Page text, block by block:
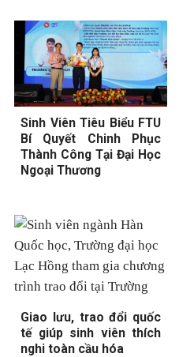
Sinh Viên Tiêu Biểu FTU
Bí Quyết Chinh Phục
Thành Công Tại Đại Học
Ngoại Thương
Giao lưu, trao đổi quốc
tế giúp sinh viên thích
nghi toàn cầu hóa